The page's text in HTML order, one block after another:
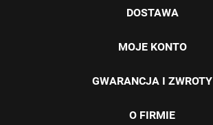
DOSTAWA
MOJE KONTO
GWARANCJA I ZWROTY
O FIRMIE